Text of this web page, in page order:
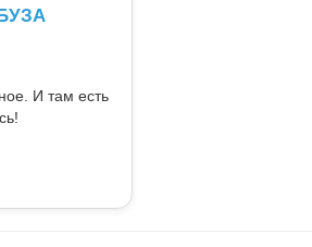
И там есть